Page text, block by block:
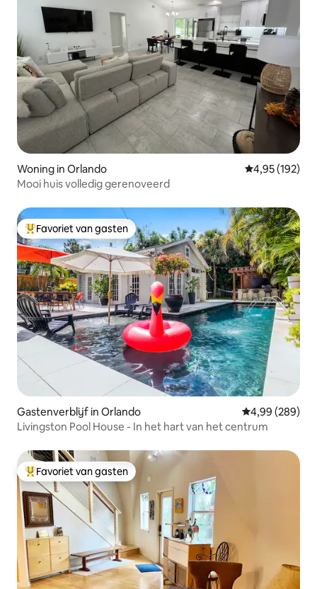
Woning in Orlando Gemiddelde
4,95 (192)
Mooi huis volledig gerenoveerd
Topfavoriet van gasten
Favoriet van gasten
Gastenverblijf in Orlando Gemiddelde
4,99 (289)
Livingston Pool House - In het hart van het centrum
Topfavoriet van gasten
Favoriet van gasten